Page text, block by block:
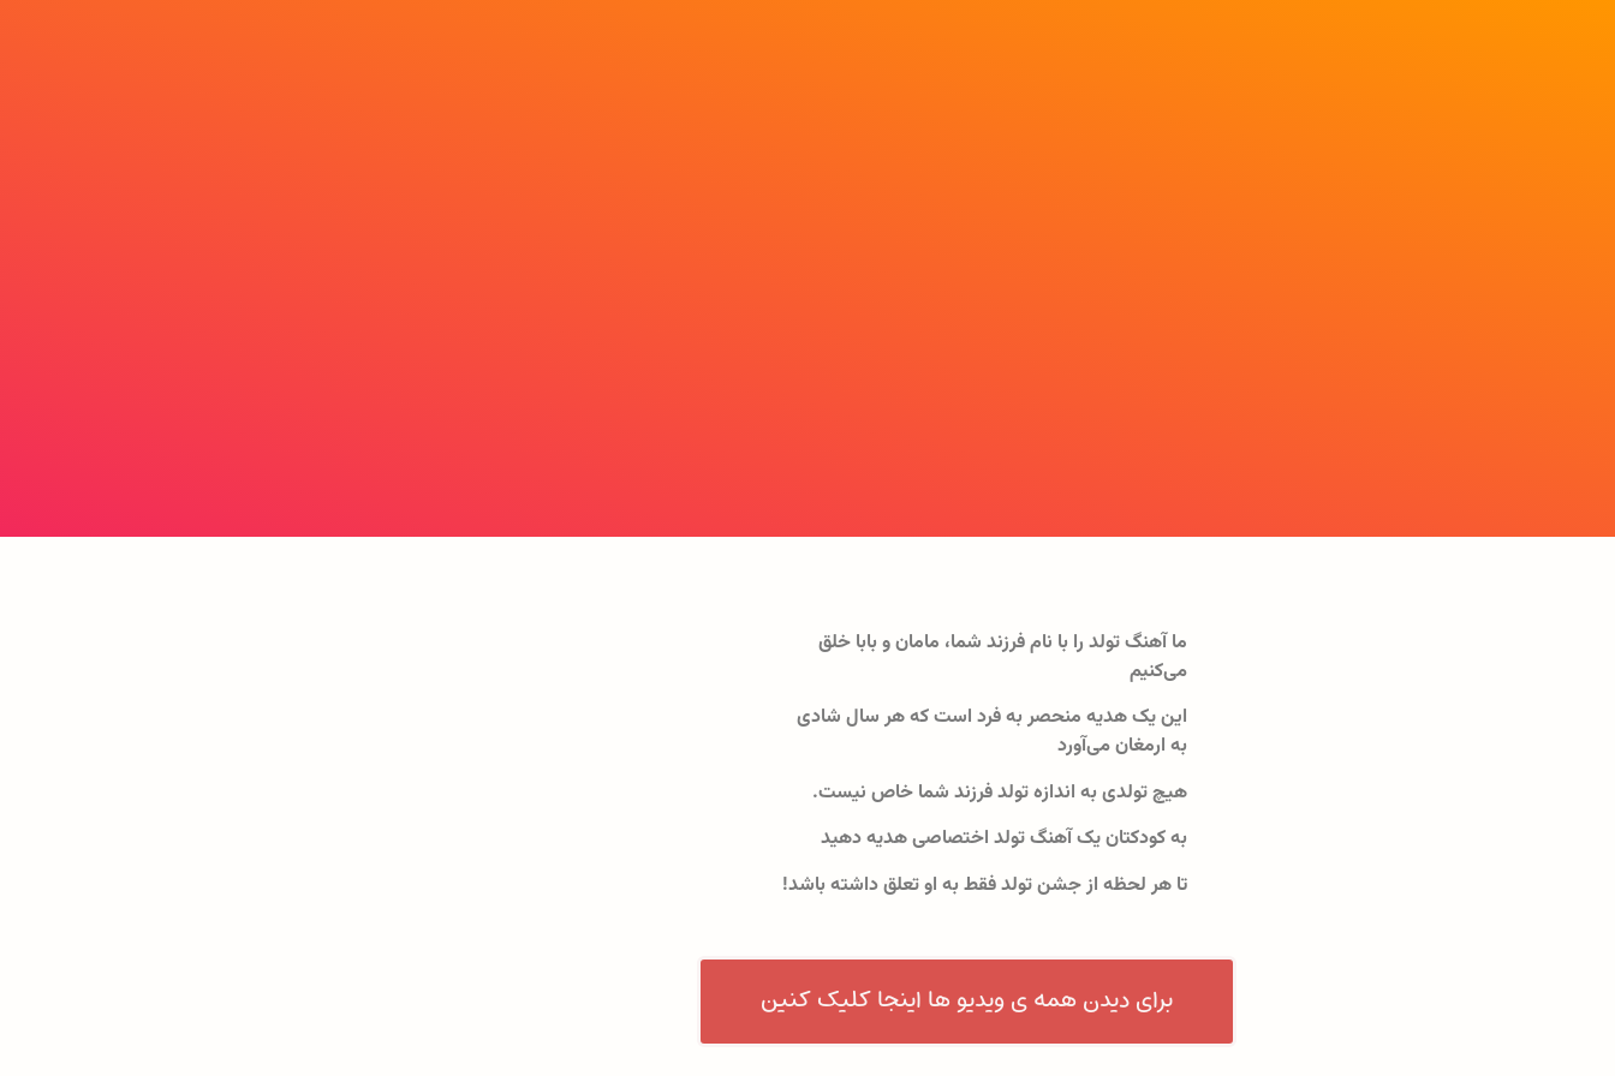
ما آهنگ تولد را با نام فرزند شما، مامان و بابا خلق
می‌کنیم
این یک هدیه منحصر به فرد است که هر سال شادی
به ارمغان می‌آورد
هیچ تولدی به اندازه تولد فرزند شما خاص نیست.
به کودکتان یک آهنگ تولد اختصاصی هدیه دهید
تا هر لحظه از جشن تولد فقط به او تعلق داشته باشد!
برای دیدن همه ی ویدیو ها اینجا کلیک کنین